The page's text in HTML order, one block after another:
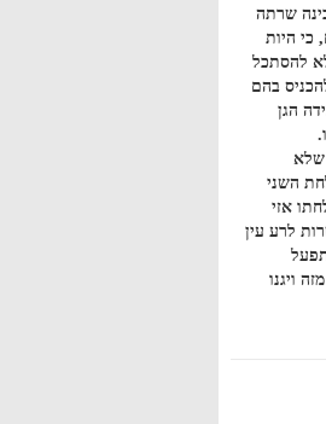
שרתה
כי היות
להסתכל
בהם
הגן
שלא
השני
אזי
לרע עין
ויגנו